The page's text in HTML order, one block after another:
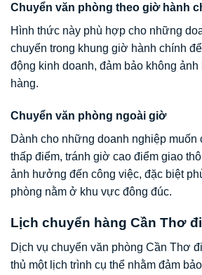
Chuyển văn phòng theo giờ hành
Hình thức này phù hợp cho những
chuyển trong khung giờ hành chính
động kinh doanh, đảm bảo không
hàng.
Chuyển văn phòng ngoài giờ
Dành cho những doanh nghiệp muốn
thấp điểm, tránh giờ cao điểm giao
ảnh hưởng đến công việc, đặc biệt
phòng nằm ở khu vực đông đúc.
Lịch chuyển hàng Cần Thơ
Dịch vụ chuyển văn phòng Cần Thơ
thủ một lịch trình cụ thể nhằm đảm